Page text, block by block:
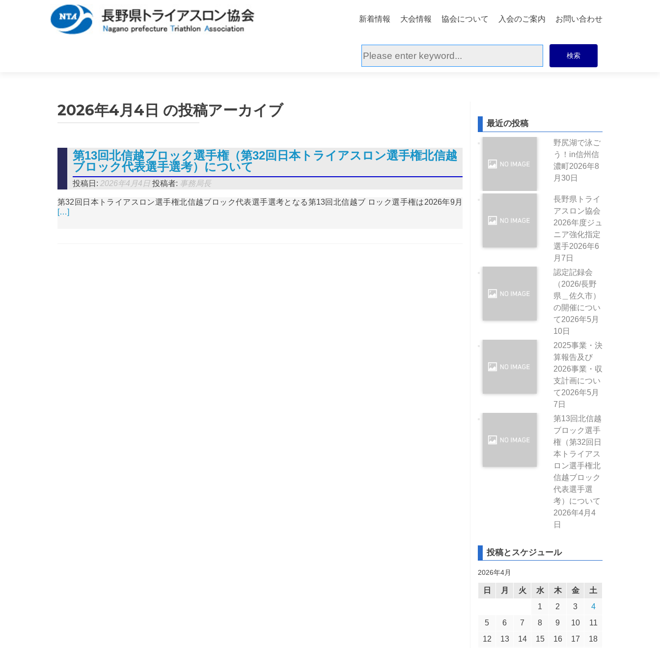
新着情報 大会情報 協会について 入会のご案内 お問い合わせ
2026年4月4日 の投稿アーカイブ
第13回北信越ブロック選手権（第32回日本トライアスロン選手権北信越
ブロック代表選手選考）について
投稿日:2026年4月4日 投稿者: 事務局長
第32回日本トライアスロン選手権北信越ブロック代表選手選考となる第13回北信越ブ ロック選手権は2026年9月
[…]
最近の投稿
野尻湖で泳ご
う！in信州信
濃町2026年8
月30日
長野県トライ
アスロン協会
2026年度ジュ
ニア強化指定
選手2026年6
月7日
認定記録会
（2026/長野
県＿佐久市）
の開催につい
て2026年5月
10日
2025事業・決
算報告及び
2026事業・収
支計画につい
て2026年5月
7日
第13回北信越
ブロック選手
権（第32回日
本トライアス
ロン選手権北
信越ブロック
代表選手選
考）について
2026年4月4
日
投稿とスケジュール
2026年4月
日 月 火 水 木 金 土
1 2 3
4
5
6 7 8 9 10
11
12
13 14 15 16 17
18